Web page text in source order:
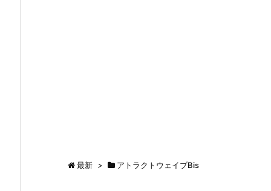
最新 > アトラクトウェイブBis